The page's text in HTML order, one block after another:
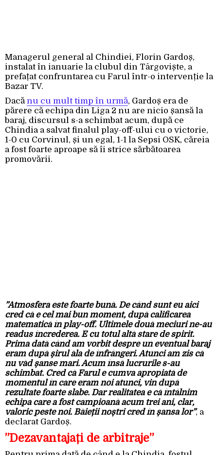
Managerul general al Chindiei, Florin Gardoș,
instalat în ianuarie la clubul din Târgoviște, a
prefațat confruntarea cu Farul într-o intervenție la
Bazar TV.
Dacănu cu mult timp în urmă, Gardoș era de
părere că echipa din Liga 2 nu are nicio șansă la
baraj, discursul s-a schimbat acum, după ce
Chindia a salvat finalul play-off-ului cu o victorie,
1-0 cu Corvinul, și un egal, 1-1 la Sepsi OSK, căreia
a fost foarte aproape să îi strice sărbătoarea
promovării.
”Atmosfera este foarte bună. De când sunt eu aici
cred că e cel mai bun moment, după calificarea
matematică în play-off. Ultimele două meciuri ne-au
readus încrederea. E cu totul altă stare de spirit.
Prima dată când am vorbit despre un eventual baraj
eram după șirul ăla de înfrângeri. Atunci am zis că
nu văd șanse mari. Acum însă lucrurile s-au
schimbat. Cred că Farul e cumva apropiată de
momentul în care eram noi atunci, vin după
rezultate foarte slabe. Dar realitatea e că întâlnim
echipa care a fost campioană acum trei ani, clar,
valoric peste noi. Băieții noștri cred în șansa lor”, a
declarat Gardoș.
”Dezavantajați de arbitraje”